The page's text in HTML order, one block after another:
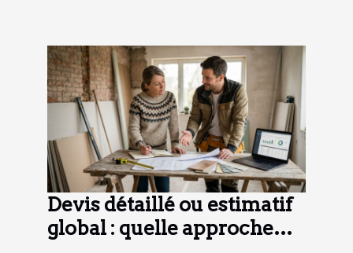
Devis détaillé ou estimatif
global : quelle approche